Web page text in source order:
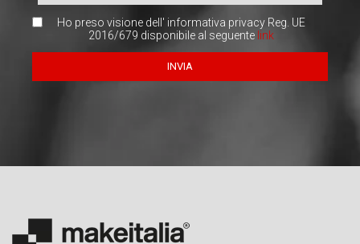
Ho preso visione dell' informativa privacy Reg. UE
2016/679 disponibile al seguente link